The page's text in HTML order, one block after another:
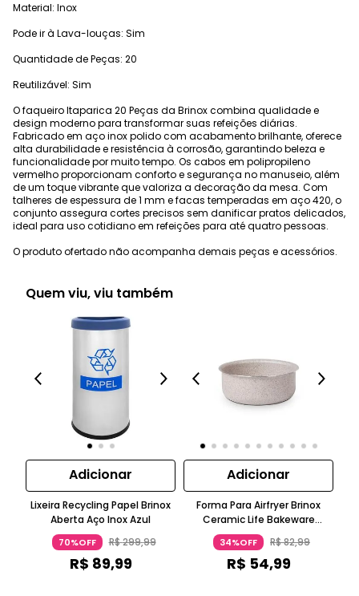
Material: Inox
Pode ir à Lava-louças: Sim
Quantidade de Peças: 20
Reutilizável: Sim
O faqueiro Itaparica 20 Peças da Brinox combina qualidade e
design moderno para transformar suas refeições diárias.
Fabricado em aço inox polido com acabamento brilhante, oferece
alta durabilidade e resistência à corrosão, garantindo beleza e
funcionalidade por muito tempo. Os cabos em polipropileno
vermelho proporcionam conforto e segurança no manuseio, além
de um toque vibrante que valoriza a decoração da mesa. Com
talheres de espessura de 1 mm e facas temperadas em aço 420, o
conjunto assegura cortes precisos sem danificar pratos delicados,
ideal para uso cotidiano em refeições para até quatro pessoas.
O produto ofertado não acompanha demais peças e acessórios.
Quem viu, viu também
Adicionar
Lixeira Recycling Papel Brinox
Aberta Aço Inox Azul
70%OFF R$299,99
R$ 89,99
Adicionar
Forma Para Airfryer Brinox
Ceramic Life Bakeware
Ø16Cm 7Cm Alumínio Vanilla
34%OFF R$82,99
R$ 54,99